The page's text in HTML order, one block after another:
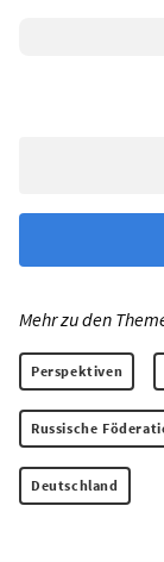
Mehr zu den
Perspektiven
Russische
Deutschland